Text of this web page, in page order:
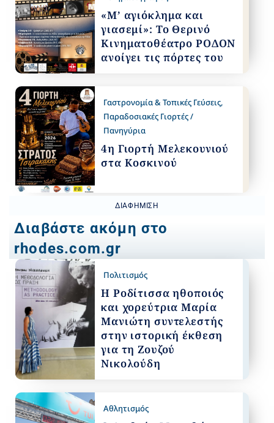
«Μ’ αγιόκλημα και
γιασεμί»: Το Θερινό
Κινηματοθέατρο ΡΟΔΟΝ
ανοίγει τις πόρτες του
Γαστρονομία & Τοπικές Γεύσεις,
Παραδοσιακές Γιορτές /
Πανηγύρια
4η Γιορτή Μελεκουνιού
στα Κοσκινού
ΔΙΑΦΉΜΙΣΗ
Διαβάστε ακόμη στο
rhodes.com.gr
Πολιτισμός
Η Ροδίτισσα ηθοποιός
και χορεύτρια Μαρία
Μανιώτη συντελεστής
στην ιστορική έκθεση
για τη Ζουζού
Νικολούδη
Αθλητισμός